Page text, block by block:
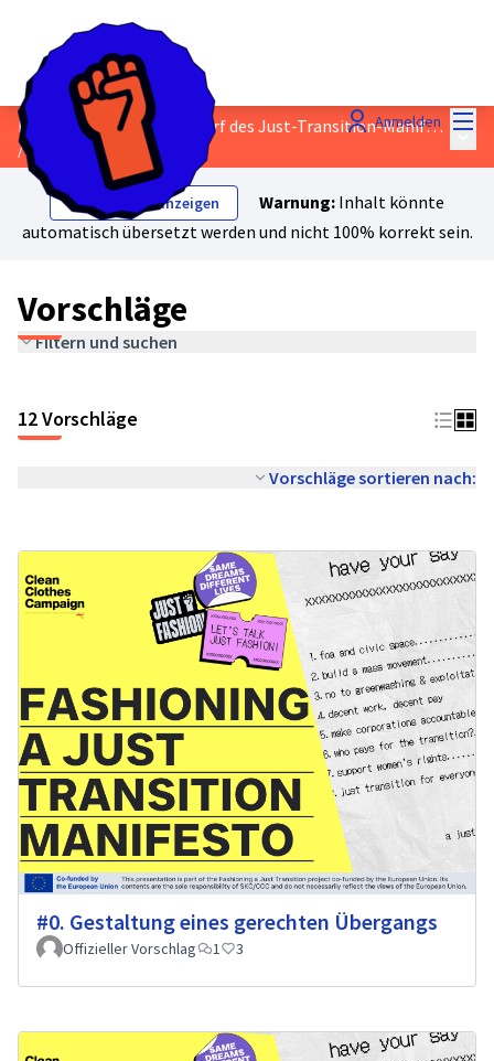
Anmelden
Diskutieren Sie den Entwurf des Just-Transition-Manifests!
/Vorschläge
Originaltext anzeigen Warnung: Inhalt könnte
automatisch übersetzt werden und nicht 100% korrekt sein.
Vorschläge
Filtern und suchen
12 Vorschläge
Vorschläge sortieren nach:
#0. Gestaltung eines gerechten Übergangs
Offizieller Vorschlag 1 3